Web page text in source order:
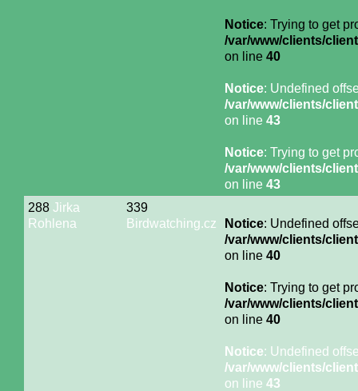
Notice: Trying to get
/var/www/clients/
on line 40
Notice: Undefined
/var/www/clients/
on line 43
Notice: Trying to get
/var/www/clients/
on line 43
288 Jirka
Rohlena
339
Birdwatching.cz
Notice: Undefined
/var/www/clients/
on line 40
Notice: Trying to get
/var/www/clients/
on line 40
Notice: Undefined
/var/www/clients/
on line 43